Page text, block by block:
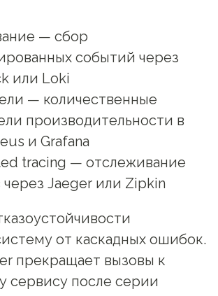
— сбор
событий через
или Loki
— количественные
производительности в
и Grafana
tracing — отслеживание
через Jaeger или Zipkin
от каскадных ошибок.
прекращает вызовы к
сервису после серии